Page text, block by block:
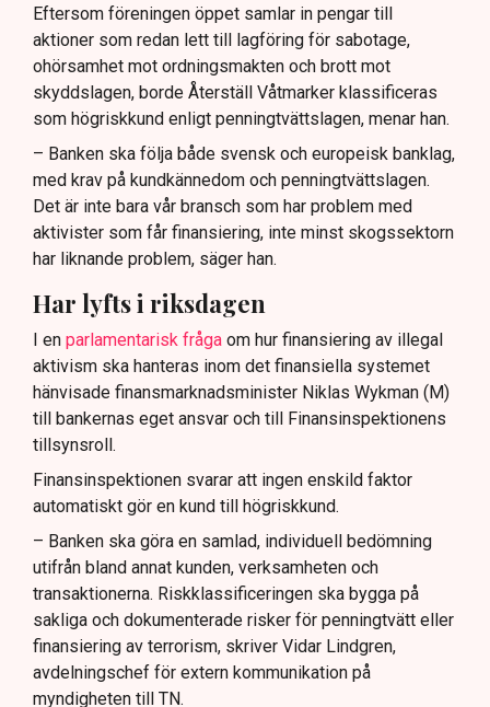
Eftersom föreningen öppet samlar in pengar till
aktioner som redan lett till lagföring för sabotage,
ohörsamhet mot ordningsmakten och brott mot
skyddslagen, borde Återställ Våtmarker klassificeras
som högriskkund enligt penningtvättslagen, menar han.
– Banken ska följa både svensk och europeisk banklag,
med krav på kundkännedom och penningtvättslagen.
Det är inte bara vår bransch som har problem med
aktivister som får finansiering, inte minst skogssektorn
har liknande problem, säger han.
Har lyfts i riksdagen
I en parlamentarisk fråga om hur finansiering av illegal
aktivism ska hanteras inom det finansiella systemet
hänvisade finansmarknadsminister Niklas Wykman (M)
till bankernas eget ansvar och till Finansinspektionens
tillsynsroll.
Finansinspektionen svarar att ingen enskild faktor
automatiskt gör en kund till högriskkund.
– Banken ska göra en samlad, individuell bedömning
utifrån bland annat kunden, verksamheten och
transaktionerna. Riskklassificeringen ska bygga på
sakliga och dokumenterade risker för penningtvätt eller
finansiering av terrorism, skriver Vidar Lindgren,
avdelningschef för extern kommunikation på
myndigheten till TN.